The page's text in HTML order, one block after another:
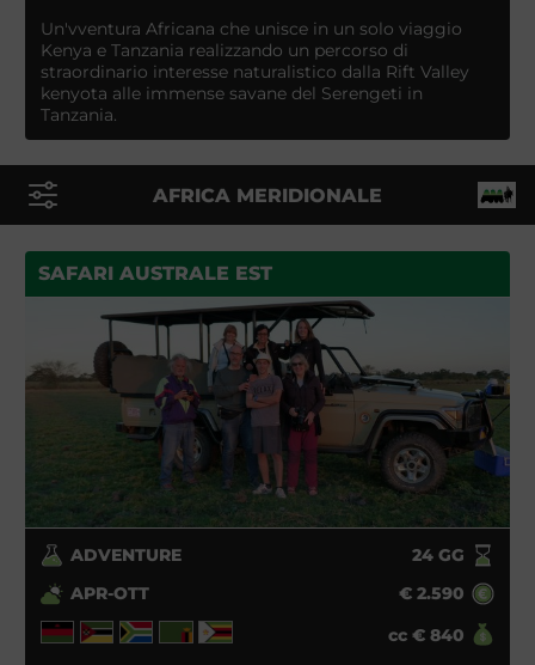
Un'vventura Africana che unisce in un solo viaggio
Kenya e Tanzania realizzando un percorso di
straordinario interesse naturalistico dalla Rift Valley
kenyota alle immense savane del Serengeti in
Tanzania.
AFRICA MERIDIONALE
SAFARI AUSTRALE EST
ADVENTURE 24GG
APR-OTT
€ 2.590
cc € 840